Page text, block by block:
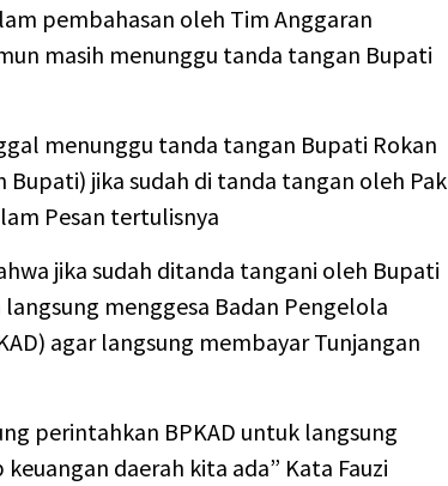
pembahasan oleh Tim Anggaran
masih menunggu tanda tangan Bupati
menunggu tanda tangan Bupati Rokan
jika sudah di tanda tangan oleh Pak
Pesan tertulisnya
jika sudah ditanda tangani oleh Bupati
menggesa Badan Pengelola
agar langsung membayar Tunjangan
perintahkan BPKAD untuk langsung
daerah kita ada” Kata Fauzi